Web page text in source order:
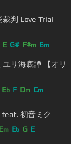
裁判 Love Trial
E G# F#m Bm
ユリ海底譚 【オリ
Eb F Dm Cm
feat. 初音ミク
Em Eb G E